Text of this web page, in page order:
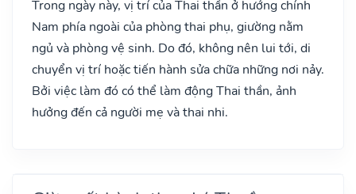
Trong ngày này, vị trí của Thai thần ở hướng chính
Nam phía ngoài của phòng thai phụ, giường nằm
ngủ và phòng vệ sinh. Do đó, không nên lui tới, di
chuyển vị trí hoặc tiến hành sửa chữa những nơi nảy.
Bởi việc làm đó có thể làm động Thai thần, ảnh
hưởng đến cả người mẹ và thai nhi.